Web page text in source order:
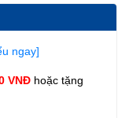
ngay]
VNĐ hoặc tặng